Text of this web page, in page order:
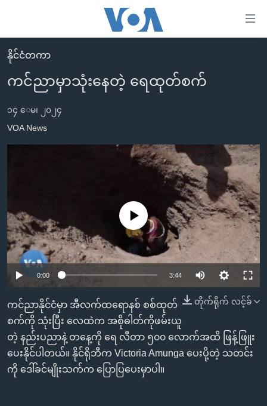
လွယ်ကူ
စေ
Link
ကြည့်
ရန်
ပင်မ
ညွန်း
စာမျက်နှာ
သို့
ကျော်
ကြည့်
ရန်
မူလစာမျက်နှာ
မြန်မာ
နိုင်ငံတကာ
ဗွီဒီယို
အမေရိကန်သုံးအီဒီယံ
မကြေးမုံရဲ့ အင်္ဂလိပ်စာ
ရုပ်ရှင်ထဲက အင်္ဂလိပ်စာ
သုတပဒေသာ အင်္ဂလိပ်စာ
အပတ်စဉ်ကဏ္ဍများ
ရေဒီယို
တီဗွီ
ရေဒီယိုနှင့်ရုပ်သံ အချက်အလက်များ
ရေဒီယို/တီဗွီအစီအစဉ်
Learning English
ဗွီအိုအေ လူမှုကွန်ယက်များ
ဘာသာစကားများ
နိုင်ငံတကာ
ကင်ညာမှာသုံးနေတဲ့ ရေထုတ်စက်
၁၄ ေမ၊ ၂၀၂၄
VOA News
No media source currently available
0:00 3:44
တိုက်ရိုက် လင့်ခ်
ကင်ညာနိုင်ငံမှာ အီလက်ထရောနစ် စစ်ထုတ်
စက်ကို သုံးပြီး လေထဲက အစိုဓါတ်ကိုဖမ်းယူ
တဲ့ နည်းပညာနဲ့ တနေ့ကို ရေ လီတာ ၅၀၀ လောက်အထိ ဖြန့်ဖြူး
ပေးနိုင်ပါတယ်။ နိုင်ရိုဘီက Victoria Amunga ပေးပို့တဲ့ သတင်း
ကို ဒေါ်ခင်မျိုးသက်က ပြောပြပေးမှာပါ။